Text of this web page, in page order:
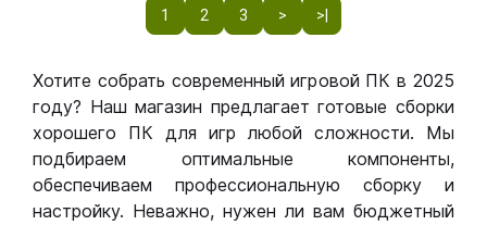
1 2 3 > >|
Хотите собрать современный игровой ПК в 2025
году? Наш магазин предлагает готовые сборки
хорошего ПК для игр любой сложности. Мы
подбираем оптимальные компоненты,
обеспечиваем профессиональную сборку и
настройку. Неважно, нужен ли вам бюджетный